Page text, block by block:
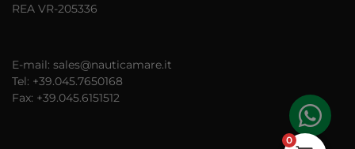
REA VR-205336
E-mail: sales@nauticamare.it
Tel: +39.045.7650168
Fax: +39.045.6151512
0